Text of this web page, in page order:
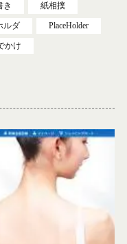
き 紙相撲
ルダ PlaceHolder
かけ